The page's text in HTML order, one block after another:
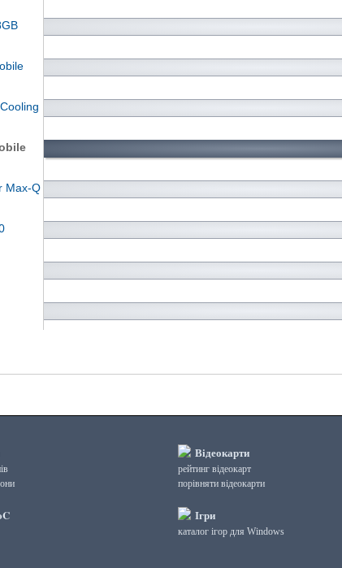
Max-Q
Відеокарти
рейтинг відеокарт
порівняти відеокарти
Ігри
каталог ігор для Windows